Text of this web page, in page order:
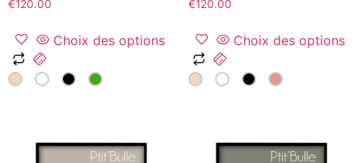
€120.00
Choix des options
Ce
produit
€120.00
Choix des options
Ce
produit